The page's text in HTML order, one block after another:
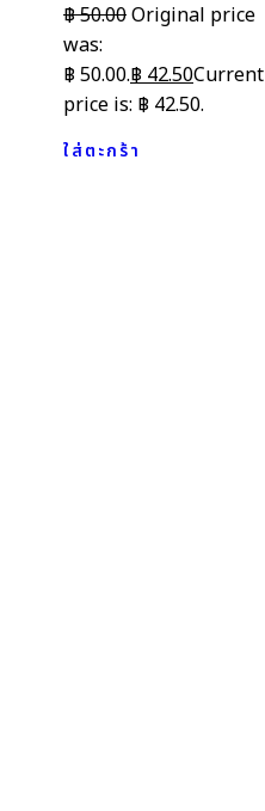
฿50.00Original price
was:
฿ 50.00.฿42.50Current
price is: ฿ 42.50.
ใส่ตะกร้า